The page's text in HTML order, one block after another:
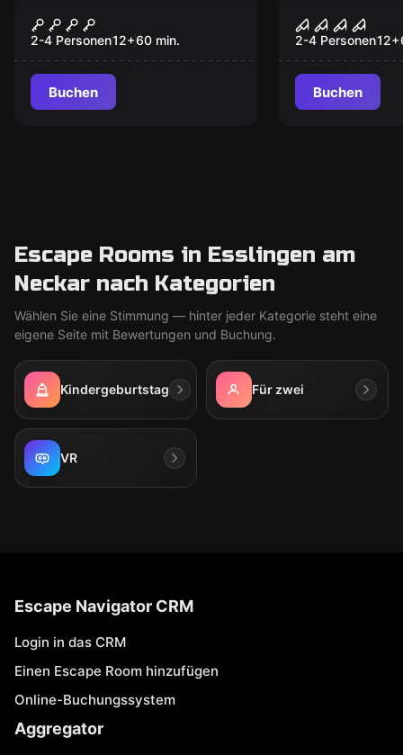
ARCHER
2-4 Personen12+60 min.
Buchen
House of
2-4 Personen12+
Buchen
Escape Rooms in Esslingen am
Neckar nach Kategorien
Wählen Sie eine Stimmung — hinter jeder Kategorie steht eine
eigene Seite mit Bewertungen und Buchung.
Kindergeburtstag Für zwei
VR
Escape Navigator CRM
Login in das CRM
Einen Escape Room hinzufügen
Online-Buchungssystem
Aggregator